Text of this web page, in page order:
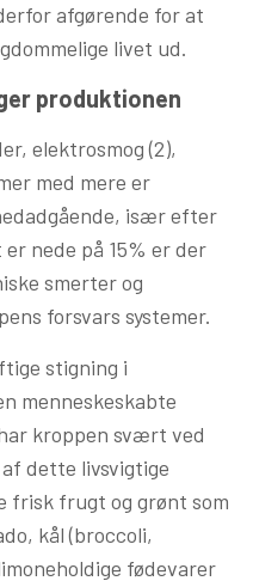
afgørende for at
livet ud.
produktionen
elektrosmog (2),
med mere er
især efter
nede på 15% er der
smerter og
forsvars systemer.
stigning i
menneskeskabte
kroppen svært ved
dette livsvigtige
frisk frugt og grønt som
kål (broccoli,
fødevarer